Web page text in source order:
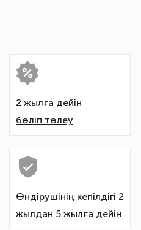
2 жылға дейін
бөліп төлеу
Өндірушінің кепілдігі 2
жылдан 5 жылға дейін